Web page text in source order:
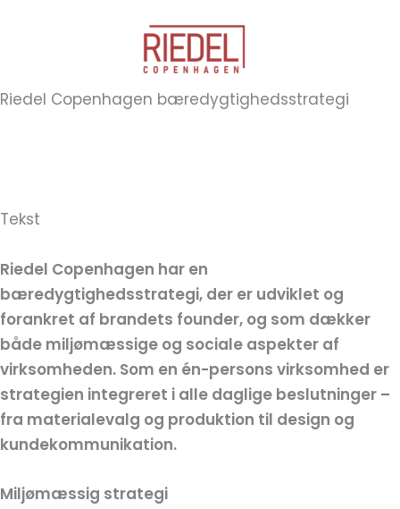
Riedel Copenhagen bæredygtighedsstrategi
Tekst
Riedel Copenhagen har en
bæredygtighedsstrategi, der er udviklet og
forankret af brandets founder, og som dækker
både miljømæssige og sociale aspekter af
virksomheden. Som en én-persons virksomhed er
strategien integreret i alle daglige beslutninger –
fra materialevalg og produktion til design og
kundekommunikation.
Miljømæssig strategi